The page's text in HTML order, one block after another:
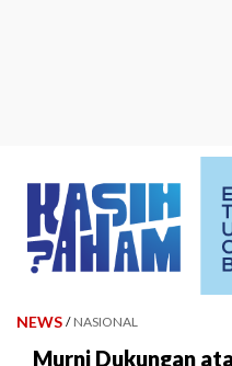
NEWS / NASIONAL
Murni Dukungan